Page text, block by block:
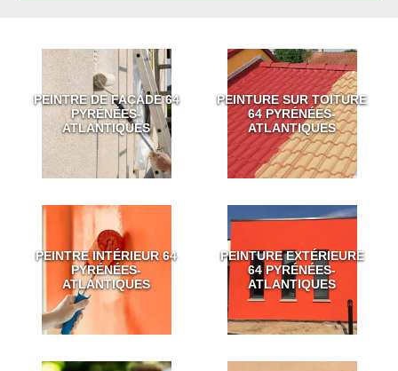
PEINTRE DE FAÇADE 64
PYRÉNÉES-
ATLANTIQUES
PEINTURE SUR TOITURE
64 PYRÉNÉES-
ATLANTIQUES
PEINTRE INTÉRIEUR 64
PYRÉNÉES-
ATLANTIQUES
PEINTURE EXTÉRIEURE
64 PYRÉNÉES-
ATLANTIQUES